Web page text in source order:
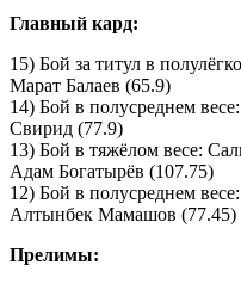
Главный кард:
15) Бой за титул в
Марат Балаев (65.9)
14) Бой в полусреднем
Свирид (77.9)
13) Бой в тяжёлом весе:
Адам Богатырёв (107.75)
12) Бой в полусреднем
Алтынбек Мамашов (77.45)
Прелимы: